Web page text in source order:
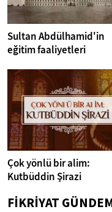
Sultan Abdülhamid'in
eğitim faaliyetleri
Çok yönlü bir alim:
Kutbüddin Şirazi
FİKRİYAT